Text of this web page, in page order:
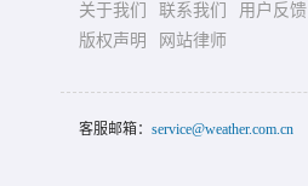
关于我们 联系我们
用户反馈
版权声明
网站律师
客服邮箱： service@weather.com.cn